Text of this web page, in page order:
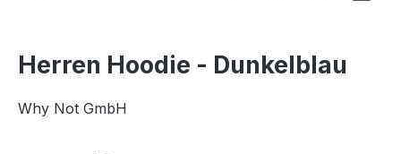
Herren Hoodie - Dunkelblau
Why Not GmbH